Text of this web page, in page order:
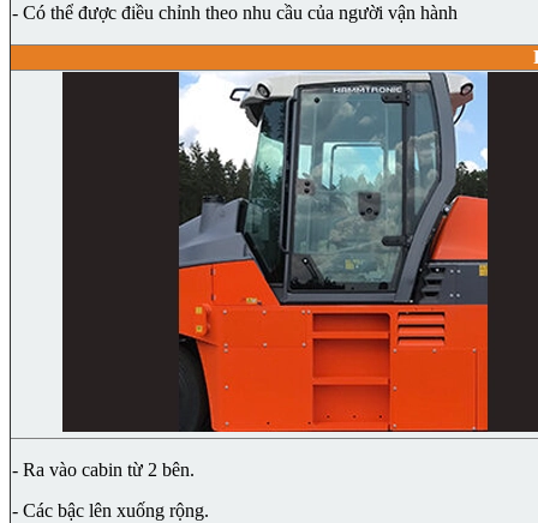
- Có thể được điều chỉnh theo nhu cầu của người vận hành
- Ra vào cabin từ 2 bên.
- Các bậc lên xuống rộng.